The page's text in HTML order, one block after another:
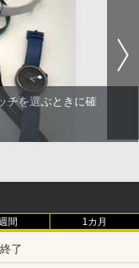
チを選ぶときに確
間 1カ月
了